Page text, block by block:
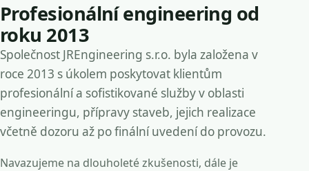
Profesionální engineering od
roku 2013
Společnost JREngineering s.r.o. byla založena v
roce 2013 s úkolem poskytovat klientům
profesionální a sofistikované služby v oblasti
engineeringu, přípravy staveb, jejich realizace
včetně dozoru až po finální uvedení do provozu.
Navazujeme na dlouholeté zkušenosti, dále je